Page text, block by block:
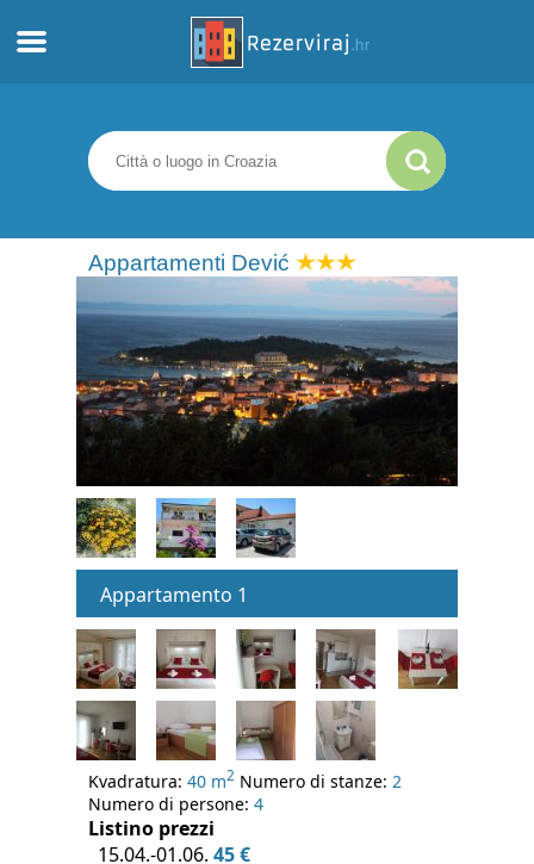
Appartamenti
Informazioni turistiche
Spiagge
webcams
Incontra Croazia
Appartamenti Dević
Appartamento 1
Kvadratura: 40 m2 Numero di stanze: 2
Numero di persone: 4
Listino prezzi
15.04.-01.06. 45 €